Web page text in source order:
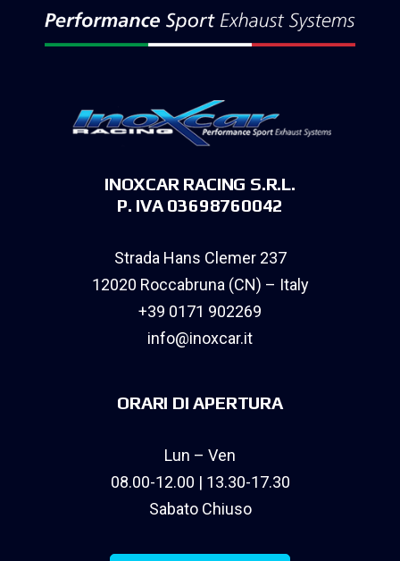
INOXCAR RACING S.R.L.
P. IVA 03698760042
Strada Hans Clemer 237
12020 Roccabruna (CN) – Italy
+39 0171 902269
info@inoxcar.it
ORARI DI APERTURA
Lun – Ven
08.00-12.00 | 13.30-17.30
Sabato Chiuso